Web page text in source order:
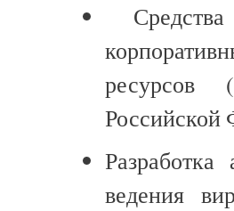
ресурсов
Российской
Разработка
ведения